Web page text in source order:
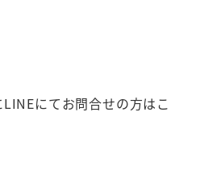
にてお問合せの方はこ